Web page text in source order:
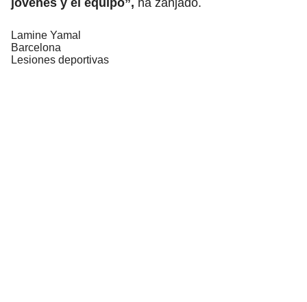
Lamine Yamal
Barcelona
Lesiones deportivas